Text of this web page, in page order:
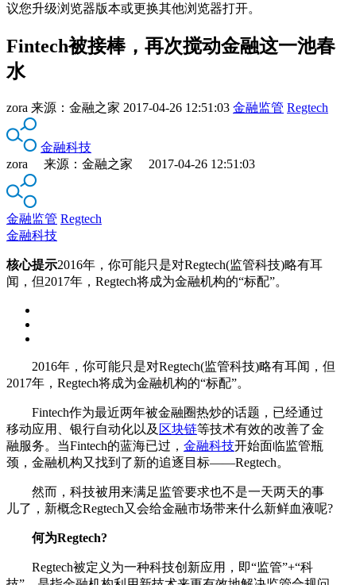
议您升级浏览器版本或更换其他浏览器打开。
Fintech被接棒，再次搅动金融这一池春
水
zora 来源： 金融之家 2017-04-26 12:51:03 金融监管 Regtech
金融科技
zora 来源：金融之家 2017-04-26 12:51:03
金融监管 Regtech
金融科技
核心提示2016年，你可能只是对Regtech(监管科技)略有耳
闻，但2017年，Regtech将成为金融机构的“标配”。
2016年，你可能只是对Regtech(监管科技)略有耳闻，但
2017年，Regtech将成为金融机构的“标配”。
Fintech作为最近两年被金融圈热炒的话题，已经通过
移动应用、银行自动化以及 区块链等技术有效的改善了金
融服务。当Fintech的蓝海已过， 金融科技开始面临监管瓶
颈，金融机构又找到了新的追逐目标——Regtech。
然而，科技被用来满足监管要求也不是一天两天的事
儿了，新概念Regtech又会给金融市场带来什么新鲜血液呢?
何为Regtech?
Regtech被定义为一种科技创新应用，即“监管”+“科